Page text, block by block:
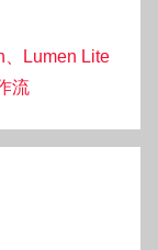
、Lumen Lite
流